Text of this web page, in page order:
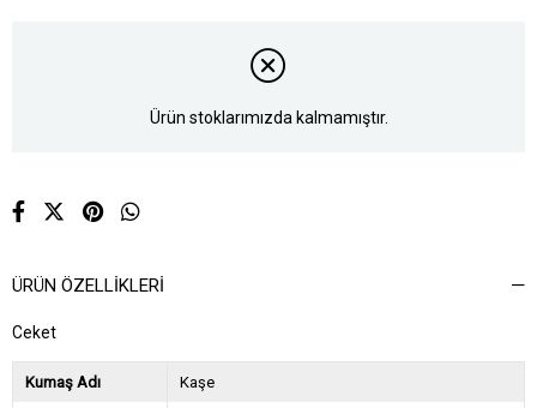
Ürün stoklarımızda kalmamıştır.
ÜRÜN ÖZELLIKLERI
Ceket
Kumaş Adı Kaşe